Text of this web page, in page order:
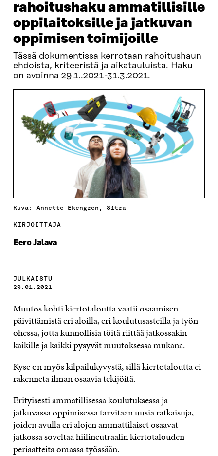
rahoitushaku ammatillisille
oppilaitoksille ja jatkuvan
oppimisen toimijoille
Tässä dokumentissa kerrotaan rahoitushaun
ehdoista, kriteeristä ja aikatauluista. Haku
on avoinna 29.1..2021-31.3.2021.
Kuva: Annette Ekengren, Sitra
KIRJOITTAJA
Eero Jalava
JULKAISTU
29.01.2021
Muutos kohti kiertotaloutta vaatii osaamisen
päivittämistä eri aloilla, eri koulutusasteilla ja työn
ohessa, jotta kunnollisia töitä riittää jatkossakin
kaikille ja kaikki pysyvät muutoksessa mukana.
Kyse on myös kilpailukyvystä, sillä kiertotaloutta ei
rakenneta ilman osaavia tekijöitä.
Erityisesti ammatillisessa koulutuksessa ja
jatkuvassa oppimisessa tarvitaan uusia ratkaisuja,
joiden avulla eri alojen ammattilaiset osaavat
jatkossa soveltaa hiilineutraalin kiertotalouden
periaatteita omassa työssään.